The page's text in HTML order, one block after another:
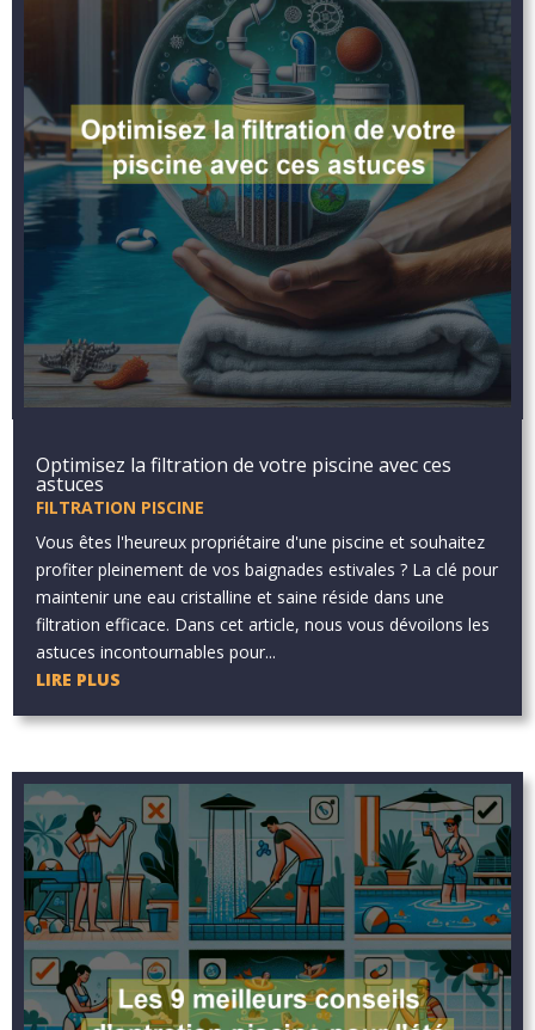
Optimisez la filtration de votre piscine avec ces
astuces
FILTRATION PISCINE
Vous êtes l'heureux propriétaire d'une piscine et souhaitez
profiter pleinement de vos baignades estivales ? La clé pour
maintenir une eau cristalline et saine réside dans une
filtration efficace. Dans cet article, nous vous dévoilons les
astuces incontournables pour...
LIRE PLUS